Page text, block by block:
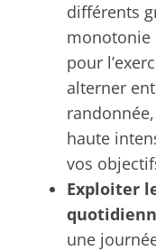
différents
monotonie
pour
alterner
haute
vos
Exploiter
une